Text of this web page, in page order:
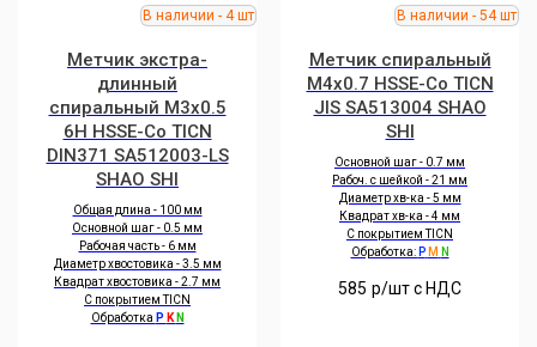
Метчик экстра-
длинный
спиральный M3x0.5
6H HSSE-Co TICN
DIN371 SA512003-LS
SHAO SHI
Общая длина - 100 мм
Основной шаг - 0.5 мм
Рабочая часть - 6 мм
Диаметр хвостовика - 3.5 мм
Квадрат хвостовика - 2.7 мм
С покрытием TICN
Обработка P K N
Метчик спиральный
M4x0.7 HSSE-Co TICN
JIS SA513004 SHAO
SHI
Основной шаг - 0.7 мм
Рабоч. с шейкой - 21 мм
Диаметр хв-ка - 5 мм
Квадрат хв-ка - 4 мм
С покрытием TICN
Обработка: P M N
585 р/шт c НДС